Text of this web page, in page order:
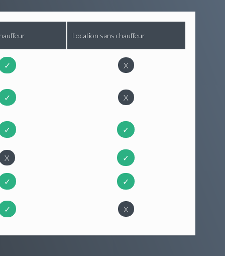
Location sans chauffeur
✓ X
✓ X
✓ ✓
X ✓
✓ ✓
✓ X